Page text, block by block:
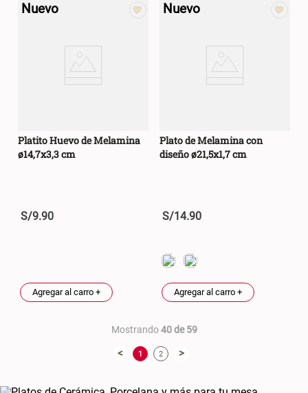
Nuevo
Platito Huevo de Melamina
ø14,7x3,3 cm
S/9.90
Agregar al carro +
Nuevo
Plato de Melamina con
diseño ø21,5x1,7 cm
S/14.90
Agregar al carro +
Mostrando40 de 59
< 1 2 >